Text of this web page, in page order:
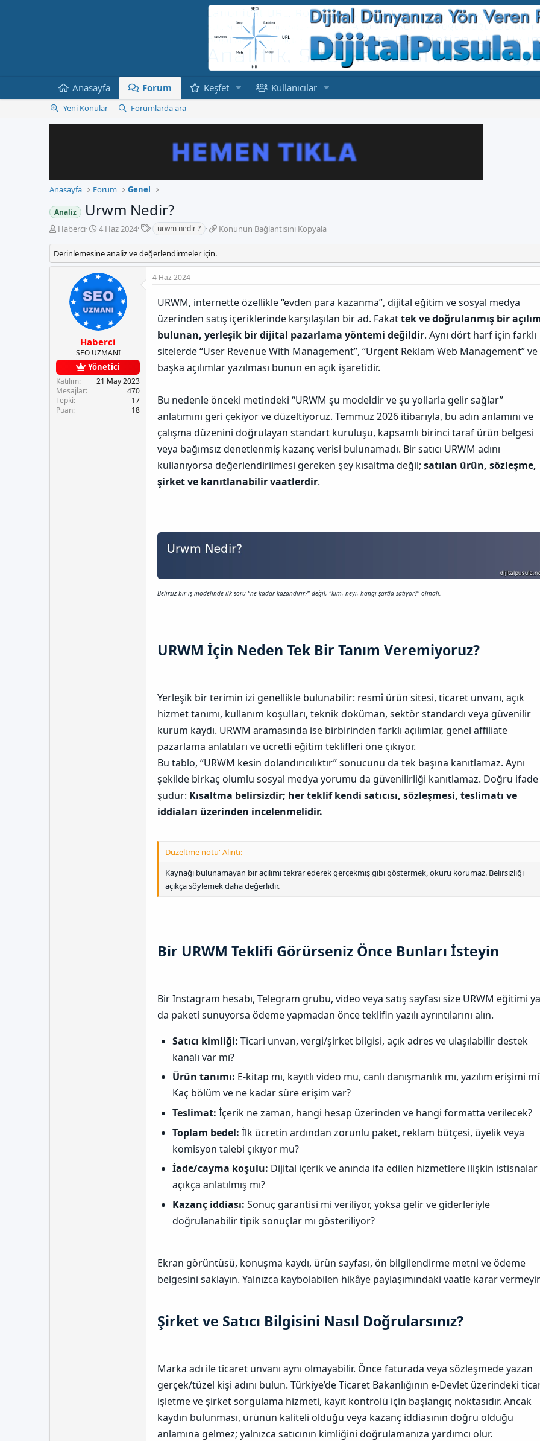
Anasayfa Forum Keşfet Kullanıcılar
Yeni Konular Forumlarda ara
Anasayfa Forum Genel
Analiz Urwm Nedir?
K
n
b
t
n
Haberci
B
ş
l
a
n
g
ı
ç
t
r
i
h
i
4 Haz 2024
k
e
t
urwm nedir ?
K
u
B
a
ğ
l
a
n
t
ı
n
K
o
p
y
a
l
Konunun Bağlantısını Kopyala
Derinlemesine analiz ve değerlendirmeler için.
Haberci
SEO UZMANI
Yönetici
Katılım
21 May 2023
Mesajlar
470
Tepki
17
Puan
18
4 Haz 2024
URWM, internette özellikle “evden para kazanma”, dijital eğitim ve sosyal medya
üzerinden satış içeriklerinde karşılaşılan bir ad. Fakattek ve doğrulanmış bir
bulunan, yerleşik bir dijital pazarlama yöntemi değildir. Aynı dört harf için farklı
sitelerde “User Revenue With Management”, “Urgent Reklam Web Management” ve
başka açılımlar yazılması bunun en açık işaretidir.
Bu nedenle önceki metindeki “URWM şu modeldir ve şu yollarla gelir sağlar”
anlatımını geri çekiyor ve düzeltiyoruz. Temmuz 2026 itibarıyla, bu adın anlamını ve
çalışma düzenini doğrulayan standart kuruluşu, kapsamlı birinci taraf ürün belgesi
veya bağımsız denetlenmiş kazanç verisi bulunamadı. Bir satıcı URWM adını
kullanıyorsa değerlendirilmesi gereken şey kısaltma değil; satılan ürün, sözleşme,
şirket ve kanıtlanabilir vaatlerdir.
Belirsiz bir iş modelinde ilk soru “ne kadar kazandırır?” değil, “kim, neyi, hangi şartla satıyor?” olmalı.
URWM İçin Neden Tek Bir Tanım Veremiyoruz?​
Yerleşik bir terimin izi genellikle bulunabilir: resmî ürün sitesi, ticaret unvanı, açık
hizmet tanımı, kullanım koşulları, teknik doküman, sektör standardı veya güvenilir
kurum kaydı. URWM aramasında ise birbirinden farklı açılımlar, genel affiliate
pazarlama anlatıları ve ücretli eğitim teklifleri öne çıkıyor.
Bu tablo, “URWM kesin dolandırıcılıktır” sonucunu da tek başına kanıtlamaz. Aynı
şekilde birkaç olumlu sosyal medya yorumu da güvenilirliği kanıtlamaz. Doğru ifade
şudur: Kısaltma belirsizdir; her teklif kendi satıcısı, sözleşmesi, teslimatı ve
iddiaları üzerinden incelenmelidir.
Düzeltme notu' Alıntı:
Kaynağı bulunamayan bir açılımı tekrar ederek gerçekmiş gibi göstermek, okuru korumaz. Belirsizliği
açıkça söylemek daha değerlidir.
Bir URWM Teklifi Görürseniz Önce Bunları İsteyin​
Bir Instagram hesabı, Telegram grubu, video veya satış sayfası size URWM eğitimi ya
da paketi sunuyorsa ödeme yapmadan önce teklifin yazılı ayrıntılarını alın.
Satıcı kimliği: Ticari unvan, vergi/şirket bilgisi, açık adres ve ulaşılabilir destek
kanalı var mı?
Ürün tanımı: E-kitap mı, kayıtlı video mu, canlı danışmanlık mı, yazılım erişimi
Kaç bölüm ve ne kadar süre erişim var?
Teslimat: İçerik ne zaman, hangi hesap üzerinden ve hangi formatta verilecek?
Toplam bedel: İlk ücretin ardından zorunlu paket, reklam bütçesi, üyelik veya
komisyon talebi çıkıyor mu?
İade/cayma koşulu: Dijital içerik ve anında ifa edilen hizmetlere ilişkin istisnalar
açıkça anlatılmış mı?
Kazanç iddiası: Sonuç garantisi mi veriliyor, yoksa gelir ve giderleriyle
doğrulanabilir tipik sonuçlar mı gösteriliyor?
Ekran görüntüsü, konuşma kaydı, ürün sayfası, ön bilgilendirme metni ve ödeme
belgesini saklayın. Yalnızca kaybolabilen hikâye paylaşımındaki vaatle karar
Şirket ve Satıcı Bilgisini Nasıl Doğrularsınız?​
Marka adı ile ticaret unvanı aynı olmayabilir. Önce faturada veya sözleşmede yazan
gerçek/tüzel kişi adını bulun. Türkiye’de Ticaret Bakanlığının e-Devlet üzerindeki
işletme ve şirket sorgulama hizmeti, kayıt kontrolü için başlangıç noktasıdır. Ancak
kaydın bulunması, ürünün kaliteli olduğu veya kazanç iddiasının doğru olduğu
anlamına gelmez; yalnızca satıcının kimliğini doğrulamanıza yardımcı olur.